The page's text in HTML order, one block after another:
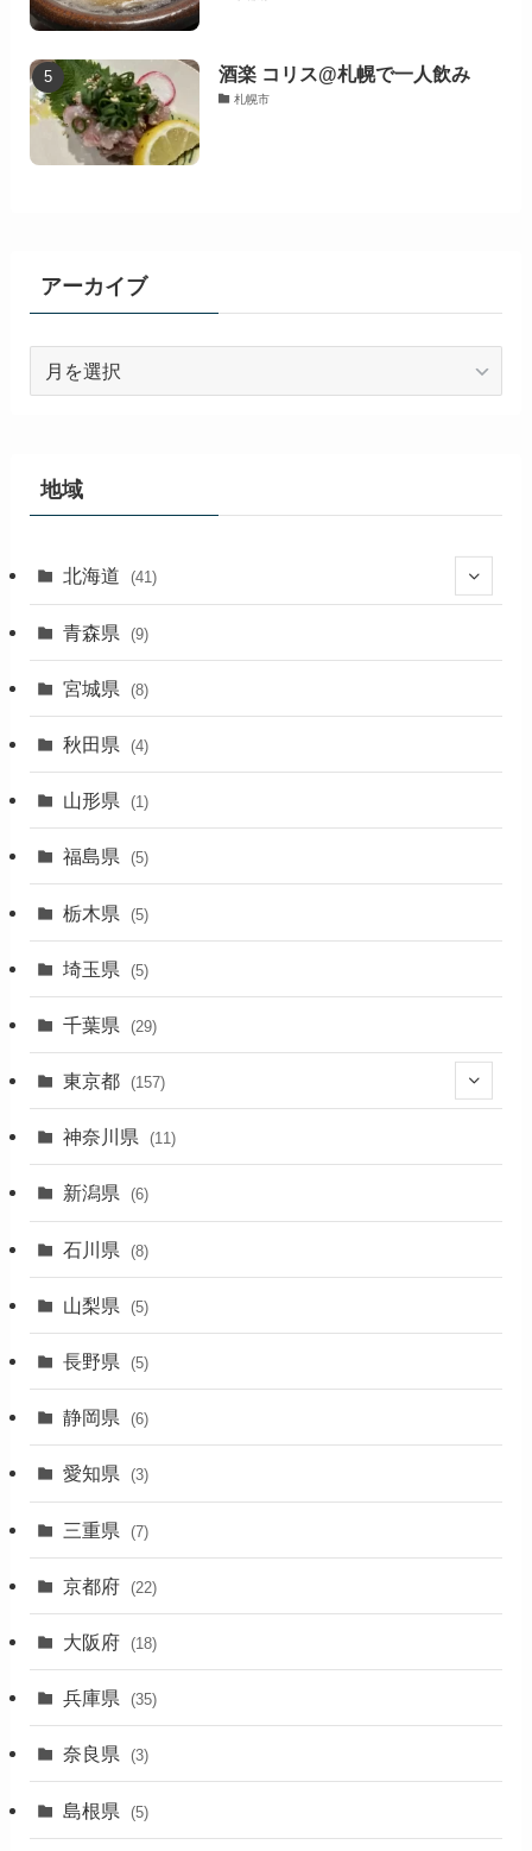
酒楽 コリス@札幌で一人飲み
札幌市
アーカイブ
ブ
地域
北海道 (41)
(27)
(2)
(1)
(1)
(1)
(3)
青森県 (9)
宮城県 (8)
秋田県 (4)
山形県 (1)
福島県 (5)
栃木県 (5)
埼玉県 (5)
千葉県 (29)
東京都 (157)
(36)
(11)
(1)
(5)
(11)
(4)
(4)
(17)
(4)
神奈川県 (11)
新潟県 (6)
石川県 (8)
山梨県 (5)
長野県 (5)
静岡県 (6)
愛知県 (3)
三重県 (7)
京都府 (22)
大阪府 (18)
兵庫県 (35)
奈良県 (3)
島根県 (5)